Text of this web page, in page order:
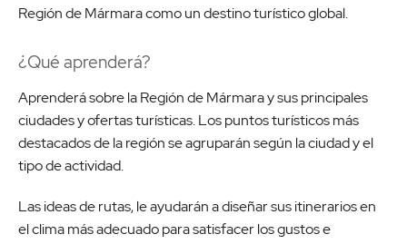
Región de Mármara como un destino turístico global.
¿Qué aprenderá?
Aprenderá sobre la Región de Mármara y sus principales
ciudades y ofertas turísticas. Los puntos turísticos más
destacados de la región se agruparán según la ciudad y el
tipo de actividad.
Las ideas de rutas, le ayudarán a diseñar sus itinerarios en
el clima más adecuado para satisfacer los gustos e